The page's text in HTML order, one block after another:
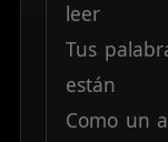
leer
Tus
están
Como un